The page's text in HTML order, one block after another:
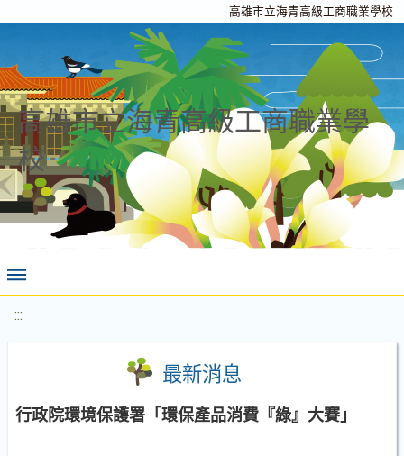
高雄市立海青高級工商職業學校
高雄市立海青高級工商職業學
校
:::
最新消息
行政院環境保護署「環保產品消費『綠』大賽」